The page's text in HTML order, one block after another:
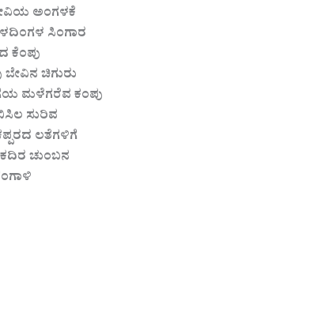
ಅಂಗಳಕೆ
ಸಿಂಗಾರ
ಕೆಂಪು
ಚಿಗುರು
ಮಳೆಗರೆವ ಕಂಪು
ಸುರಿವ
ಲತೆಗಳಿಗೆ
ಚುಂಬನ